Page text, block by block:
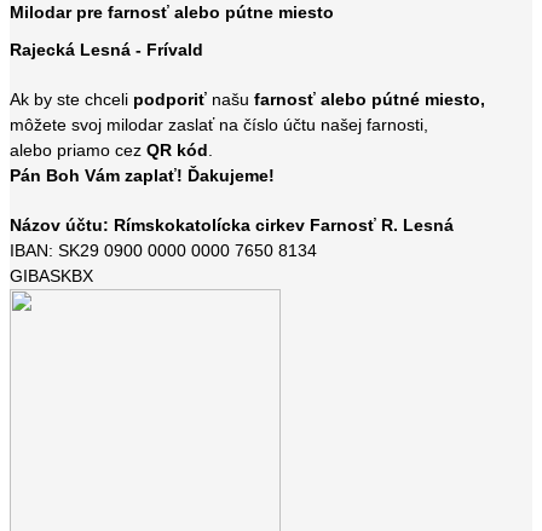
Milodar pre farnosť alebo pútne miesto
Rajecká Lesná - Frívald
Ak by ste chceli podporiť našu farnosť alebo pútné miesto,
môžete svoj milodar zaslať na číslo účtu našej farnosti,
alebo priamo cez QR kód
Pán Boh Vám zaplať! Ďakujeme!
Názov účtu: Rímskokatolícka cirkev Farnosť R. Lesná
IBAN: SK29 0900 0000 0000 7650 8134
GIBASKBX